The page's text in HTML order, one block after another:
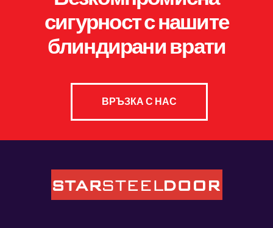
сигурност с нашите
блиндирани врати
ВРЪЗКА С НАС